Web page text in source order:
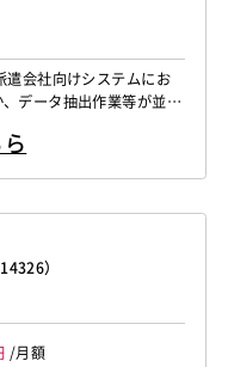
会社向けシステムにお
データ抽出作業等が並行
）
/月額